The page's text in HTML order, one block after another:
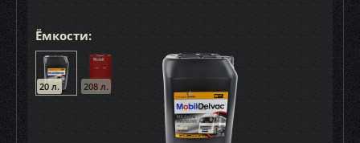
Ёмкости:
20 л. 208 л.